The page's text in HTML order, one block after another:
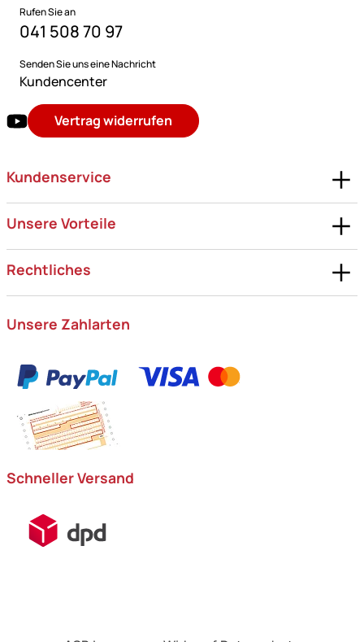
Rufen Sie an
041 508 70 97
Senden Sie uns eine Nachricht
Kundencenter
Vertrag widerrufen
Kundenservice
Unsere Vorteile
Rechtliches
Unsere Zahlarten
Schneller Versand